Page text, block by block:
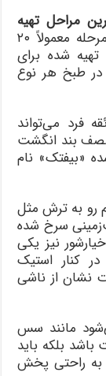
مراحل تهیه
که نباید فراموش شود. این مرحله معمولاً ۲۰
شده برای
در طبخ هر نوع
فرد می‌تواند
نصف بند انگشت
«بیفتک» نام
رو به ترش مثل
سرخ شده
نیز یکی
کنار استیک
نشان از ناشی
مانند سس
باشد بلکه باید
به راحتی پخش